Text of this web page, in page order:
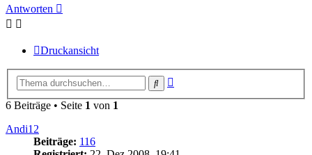
Antworten
Druckansicht
Suche
6 Beiträge • Seite 1 von 1
Andi12
Beiträge: 116